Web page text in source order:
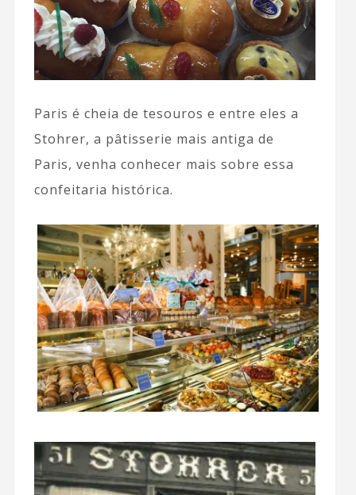
Paris é cheia de tesouros e entre eles a
Stohrer, a pâtisserie mais antiga de
Paris, venha conhecer mais sobre essa
confeitaria histórica.